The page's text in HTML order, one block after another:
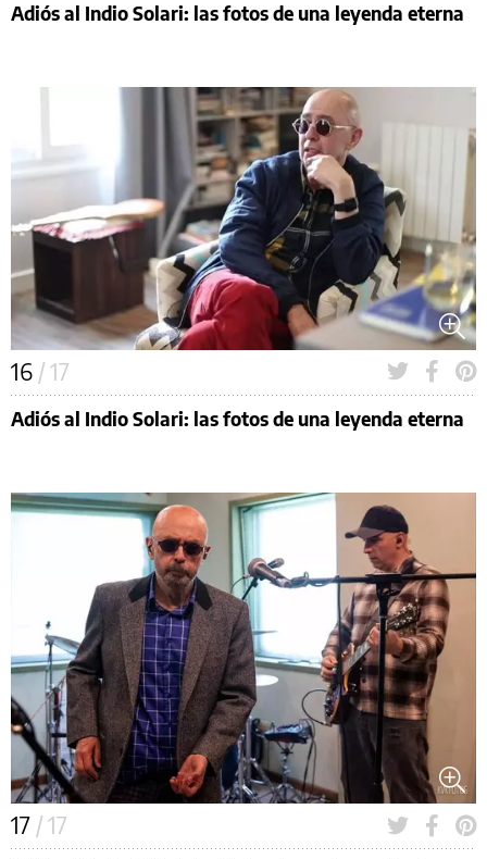
Adiós al Indio Solari: las fotos de una leyenda eterna
16 / 17
Adiós al Indio Solari: las fotos de una leyenda eterna
17 / 17